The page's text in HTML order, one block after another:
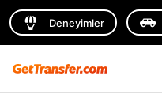
Deneyimler